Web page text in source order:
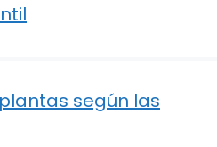
según las